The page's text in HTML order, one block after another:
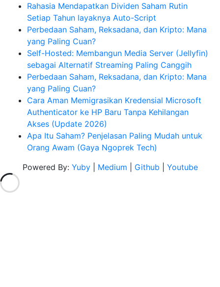
Rahasia Mendapatkan Dividen Saham Rutin
Setiap Tahun layaknya Auto-Script
Perbedaan Saham, Reksadana, dan Kripto: Mana
yang Paling Cuan?
Self-Hosted: Membangun Media Server (Jellyfin)
sebagai Alternatif Streaming Paling Canggih
Perbedaan Saham, Reksadana, dan Kripto: Mana
yang Paling Cuan?
Cara Aman Memigrasikan Kredensial Microsoft
Authenticator ke HP Baru Tanpa Kehilangan
Akses (Update 2026)
Apa Itu Saham? Penjelasan Paling Mudah untuk
Orang Awam (Gaya Ngoprek Tech)
Powered By: Yuby| Medium Github Youtube